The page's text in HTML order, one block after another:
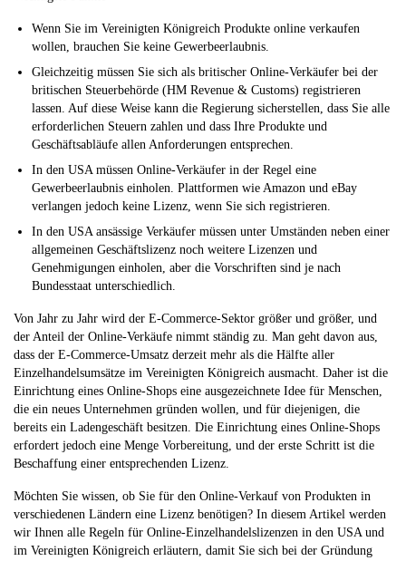
Wenn Sie im Vereinigten Königreich Produkte online verkaufen
wollen, brauchen Sie keine Gewerbeerlaubnis.
Gleichzeitig müssen Sie sich als britischer Online-Verkäufer bei der
britischen Steuerbehörde (HM Revenue & Customs) registrieren
lassen. Auf diese Weise kann die Regierung sicherstellen, dass Sie alle
erforderlichen Steuern zahlen und dass Ihre Produkte und
Geschäftsabläufe allen Anforderungen entsprechen.
In den USA müssen Online-Verkäufer in der Regel eine
Gewerbeerlaubnis einholen. Plattformen wie Amazon und eBay
verlangen jedoch keine Lizenz, wenn Sie sich registrieren.
In den USA ansässige Verkäufer müssen unter Umständen neben einer
allgemeinen Geschäftslizenz noch weitere Lizenzen und
Genehmigungen einholen, aber die Vorschriften sind je nach
Bundesstaat unterschiedlich.
Von Jahr zu Jahr wird der E-Commerce-Sektor größer und größer, und
der Anteil der Online-Verkäufe nimmt ständig zu. Man geht davon aus,
dass der E-Commerce-Umsatz derzeit mehr als die Hälfte aller
Einzelhandelsumsätze im Vereinigten Königreich ausmacht. Daher ist die
Einrichtung eines Online-Shops eine ausgezeichnete Idee für Menschen,
die ein neues Unternehmen gründen wollen, und für diejenigen, die
bereits ein Ladengeschäft besitzen. Die Einrichtung eines Online-Shops
erfordert jedoch eine Menge Vorbereitung, und der erste Schritt ist die
Beschaffung einer entsprechenden Lizenz.
Möchten Sie wissen, ob Sie für den Online-Verkauf von Produkten in
verschiedenen Ländern eine Lizenz benötigen? In diesem Artikel werden
wir Ihnen alle Regeln für Online-Einzelhandelslizenzen in den USA und
im Vereinigten Königreich erläutern, damit Sie sich bei der Gründung